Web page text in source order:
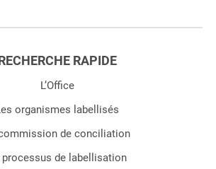
RAPIDE
L’Office
organismes labellisés
de conciliation
processus de labellisation